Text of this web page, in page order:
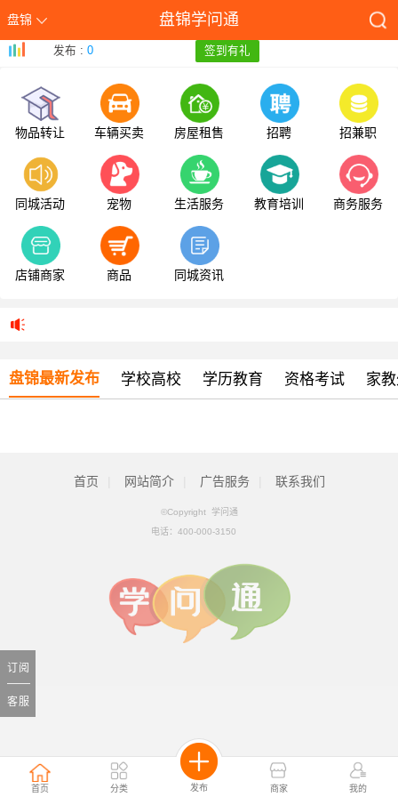
盘锦 盘锦学问通
首页 分类 发布 商家 我的
发布 :0 签到有礼
物品转让 车辆买卖 房屋租售 招聘 招兼职
同城活动 宠物 生活服务 教育培训 商务服务
店铺商家 商品 同城资讯
盘锦最新发布 学校高校 学历教育 资格考试 家
订阅
客服
首页 网站简介 广告服务 联系我们
©Copyright 学问通
电话： 400-000-3150